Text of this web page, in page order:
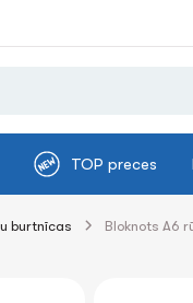
TOP preces
burtnīcas Bloknots A6